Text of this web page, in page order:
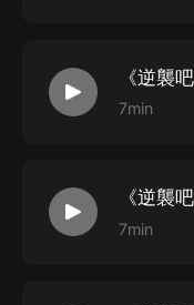
《逆襲
7min
《逆襲
7min